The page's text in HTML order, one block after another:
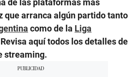
de las plataformas más
que arranca algún partido tanto
como de la Liga
aquí todos los detalles de
streaming.